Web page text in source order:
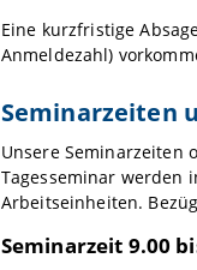
Eine kurzfristige
Anmeldezahl)
Seminarzeiten
Unsere Seminarzeiten
Tagesseminar werden
Arbeitseinheiten.
Seminarzeit 9.00